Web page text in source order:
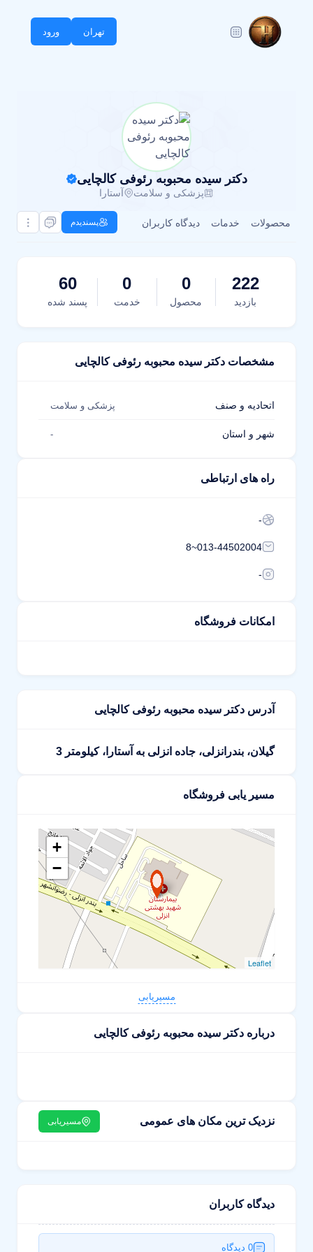
تهران ورود
دکتر سیده محبوبه رئوفی کالچایی
پزشکی و سلامت آستارا
محصولات خدمات دیدگاه کاربران پسندیدم
222
بازدید
0
محصول
0
خدمت
60
پسند شده
مشخصات دکتر سیده محبوبه رئوفی کالچایی
اتحادیه و صنف پزشکی و سلامت
شهر و استان -
راه های ارتباطی
-
013-44502004~8
-
امکانات فروشگاه
آدرس دکتر سیده محبوبه رئوفی کالچایی
گیلان، بندرانزلی، جاده انزلی به آستارا، کیلومتر 3
مسیر یابی فروشگاه
+
−
Leaflet
مسیریابی
درباره دکتر سیده محبوبه رئوفی کالچایی
نزدیک ترین مکان های عمومی مسیریابی
دیدگاه کاربران
0 دیدگاه